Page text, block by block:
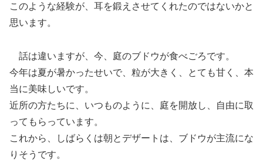
このような経験が、耳を鍛えさせてくれたのではないかと
思います。
話は違いますが、今、庭のブドウが食べごろです。
今年は夏が暑かったせいで、粒が大きく、とても甘く、本
当に美味しいです。
近所の方たちに、いつものように、庭を開放し、自由に取
ってもらっています。
これから、しばらくは朝とデザートは、ブドウが主流にな
りそうです。